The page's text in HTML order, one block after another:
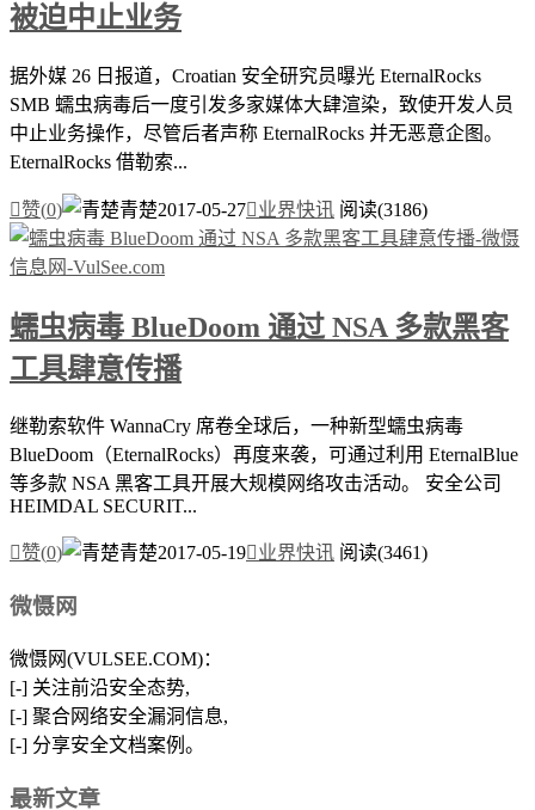
被迫中止业务
据外媒 26 日报道，Croatian 安全研究员曝光 EternalRocks
SMB 蠕虫病毒后一度引发多家媒体大肆渲染，致使开发人员
中止业务操作，尽管后者声称 EternalRocks 并无恶意企图。
EternalRocks 借勒索...
赞(0) 青楚2017-05-27业界快讯 阅读(3186)
蠕虫病毒 BlueDoom 通过 NSA 多款黑客
工具肆意传播
继勒索软件 WannaCry 席卷全球后，一种新型蠕虫病毒
BlueDoom（EternalRocks）再度来袭，可通过利用 EternalBlue
等多款 NSA 黑客工具开展大规模网络攻击活动。 安全公司
HEIMDAL SECURIT...
赞(0) 青楚2017-05-19业界快讯 阅读(3461)
微慑网
微慑网(VULSEE.COM)：
[-] 关注前沿安全态势,
[-] 聚合网络安全漏洞信息,
[-] 分享安全文档案例。
最新文章